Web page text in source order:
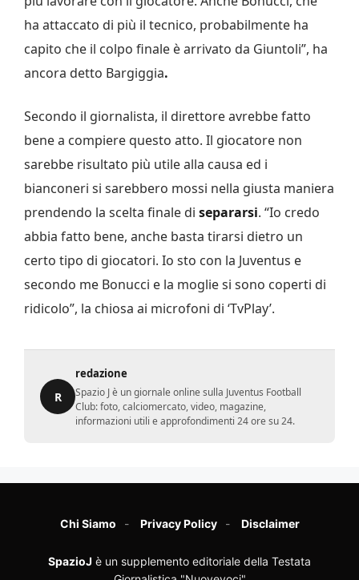
ha attaccato di più il tecnico, probabilmente ha
capito che il colpo finale è arrivato da Giuntoli”, ha
ancora detto Bargiggia.
Secondo il giornalista, il direttore avrebbe fatto
bene a compiere questo atto. Il giocatore non
sarebbe risultato più utile alla causa ed i
bianconeri si sarebbero mossi nella giusta maniera
prendendo la scelta finale di separarsi. “Io credo
abbia fatto bene, anche basta tirarsi dietro un
certo tipo di giocatori. Io sto con la Juventus e
secondo me Bonucci e la moglie si sono coperti di
ridicolo”, la chiosa ai microfoni di ‘TvPlay’.
R
redazione
Spazio J è un giornale online sulla Juventus Football
Club: foto, calciomercato, video, magazine,
informazioni utili e approfondimenti 24 ore su 24.
Chi Siamo Privacy Policy Disclaimer
SpazioJ è un supplemento editoriale della Testata